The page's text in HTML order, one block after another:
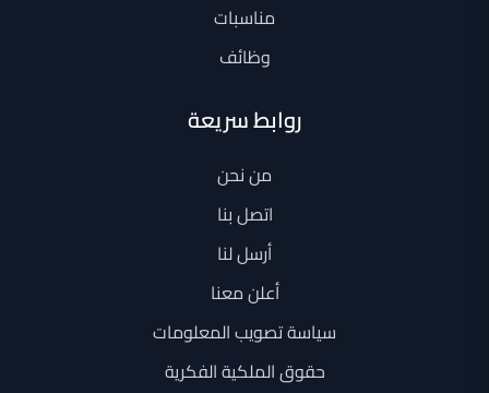
مناسبات
وظائف
روابط سريعة
من نحن
اتصل بنا
أرسل لنا
أعلن معنا
سياسة تصويب المعلومات
حقوق الملكية الفكرية